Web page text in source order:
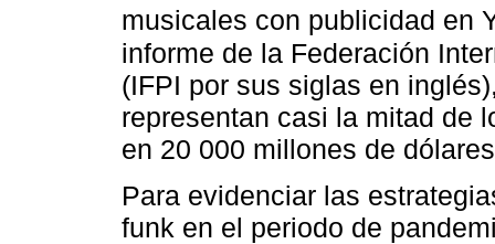
musicales con publicidad en
informe de la Federación
(IFPI por sus siglas en
representan casi la mitad de
en 20 000 millones de
Para evidenciar las
funk en el periodo de